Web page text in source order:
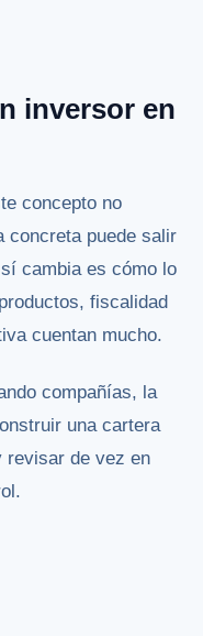
inversor en
concepto no
concreta puede salir
cambia es cómo lo
fiscalidad
cuentan mucho.
compañías, la
una cartera
revisar de vez en